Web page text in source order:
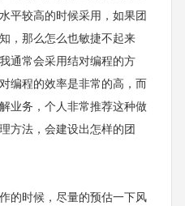
平较高的时候采用，如果团
，那么怎么也敏捷不起来
通常会采用结对编程的方
编程的效率是非常的高，而
业务，个人非常推荐这种做
方法，会建设出怎样的团
时候，尽量的预估一下风